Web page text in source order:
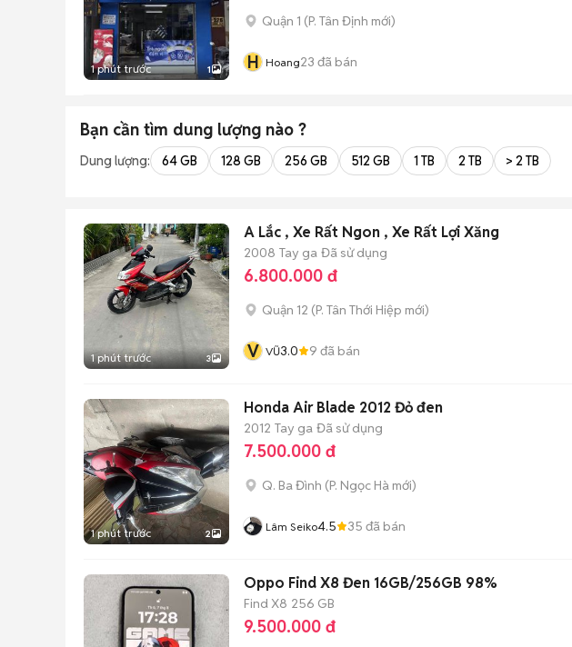
1 phút trước 1
Quận 1 (P. Tân Định mới)
H Hoang23 đã bán
Bạn cần tìm dung lượng nào ?
Dung lượng: 64 GB 128 GB 256 GB 512 GB 1 TB 2 TB > 2 TB
1 phút trước 3
A Lắc , Xe Rất Ngon , Xe Rất Lợi Xăng
2008 Tay ga Đã sử dụng
6.800.000 đ
Quận 12 (P. Tân Thới Hiệp mới)
V VŨ3.0 9 đã bán
1 phút trước 2
Honda Air Blade 2012 Đỏ đen
2012 Tay ga Đã sử dụng
7.500.000 đ
Q. Ba Đình (P. Ngọc Hà mới)
Lâm Seiko4.5 35 đã bán
Oppo Find X8 Đen 16GB/256GB 98%
Find X8 256 GB
9.500.000 đ